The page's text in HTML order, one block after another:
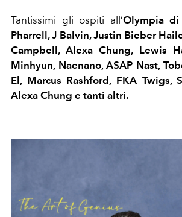
Tantissimi gli ospiti all’Olympia
Pharrell, J Balvin, Justin Bieber
Campbell, Alexa Chung, Lewis
Minhyun, Naenano, ASAP Nast,
El, Marcus Rashford, FKA Twigs,
Alexa Chung e tanti altri.